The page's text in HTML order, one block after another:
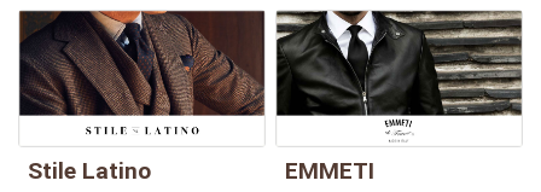
Stile Latino EMMETI